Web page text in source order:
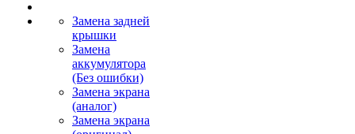
Замена задней
крышки
Замена
аккумулятора
(Без ошибки)
Замена экрана
(аналог)
Замена экрана